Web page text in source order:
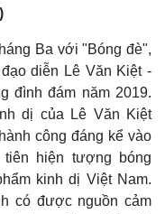
Ba với "Bóng đè",
diễn Lê Văn Kiệt -
đình đám năm 2019.
dị của Lê Văn Kiệt
công đáng kể vào
hiện tượng bóng
kinh dị Việt Nam.
có được nguồn cảm